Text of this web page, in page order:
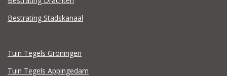
Bestrating Stadskanaal
Tuin Tegels Groningen
Tuin Tegels Appingedam